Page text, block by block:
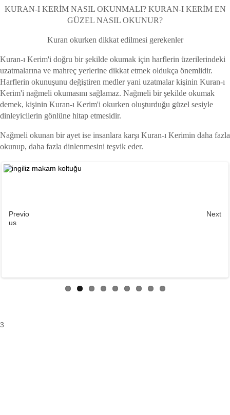
KURAN-I KERİM NASIL OKUNMALI? KURAN-I KERİM EN
GÜZEL NASIL OKUNUR?
Kuran okurken dikkat edilmesi gerekenler
Kuran-ı Kerim'i doğru bir şekilde okumak için harflerin üzerilerindeki
uzatmalarına ve mahreç yerlerine dikkat etmek oldukça önemlidir.
Harflerin okunuşunu değiştiren medler yani uzatmalar kişinin Kuran-ı
Kerim'i nağmeli okumasını sağlamaz. Nağmeli bir şekilde okumak
demek, kişinin Kuran-ı Kerim'i okurken oluşturduğu güzel sesiyle
dinleyicilerin gönlüne hitap etmesidir.
Nağmeli okunan bir ayet ise insanlara karşı Kuran-ı Kerimin daha fazla
okunup, daha fazla dinlenmesini teşvik eder.
Previo
us
Next
3